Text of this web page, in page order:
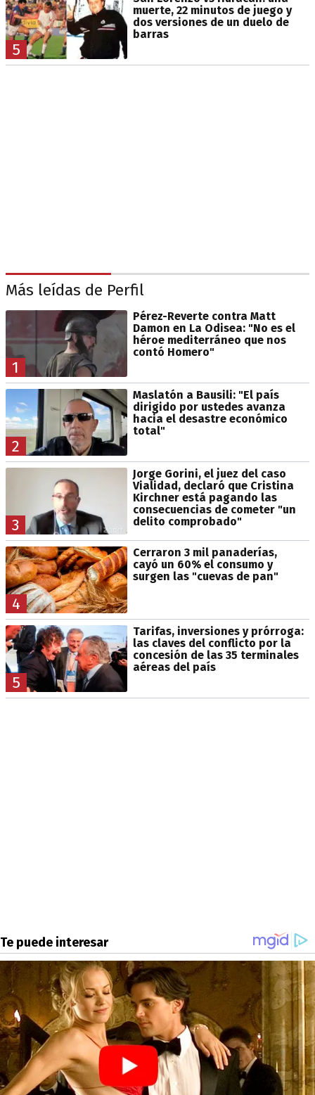
5
muerte, 22 minutos de juego y
dos versiones de un duelo de
barras
Más leídas de Perfil
1
Pérez-Reverte contra Matt
Damon en La Odisea: "No es el
héroe mediterráneo que nos
contó Homero"
2
Maslatón a Bausili: "El país
dirigido por ustedes avanza
hacia el desastre económico
total"
3
Jorge Gorini, el juez del caso
Vialidad, declaró que Cristina
Kirchner está pagando las
consecuencias de cometer "un
delito comprobado"
4
Cerraron 3 mil panaderías,
cayó un 60% el consumo y
surgen las "cuevas de pan"
5
Tarifas, inversiones y prórroga:
las claves del conflicto por la
concesión de las 35 terminales
aéreas del país